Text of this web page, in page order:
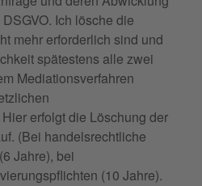
Ich lösche die
mehr erforderlich sind und
spätestens alle zwei
Mediationsverfahren
erfolgt die Löschung der
(Bei handelsrechtliche
Jahre), bei
(10 Jahre).